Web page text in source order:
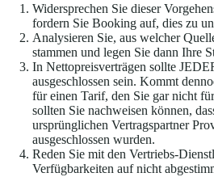
Widersprechen Sie dieser
fordern Sie Booking auf, dies zu
Analysieren Sie, aus welcher
stammen und legen Sie dann Ihre
In Nettopreisverträgen sollte
ausgeschlossen sein. Kommt
für einen Tarif, den Sie gar nicht
sollten Sie nachweisen können,
ursprünglichen Vertragspartner
ausgeschlossen wurden.
Reden Sie mit den Vertriebs-
Verfügbarkeiten auf nicht